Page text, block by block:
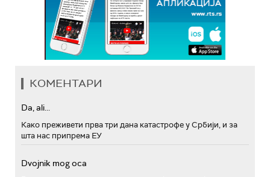
КОМЕНТАРИ
Da, ali...
Како преживети прва три дана катастрофе у Србији, и за
шта нас припрема ЕУ
Dvojnik mog oca